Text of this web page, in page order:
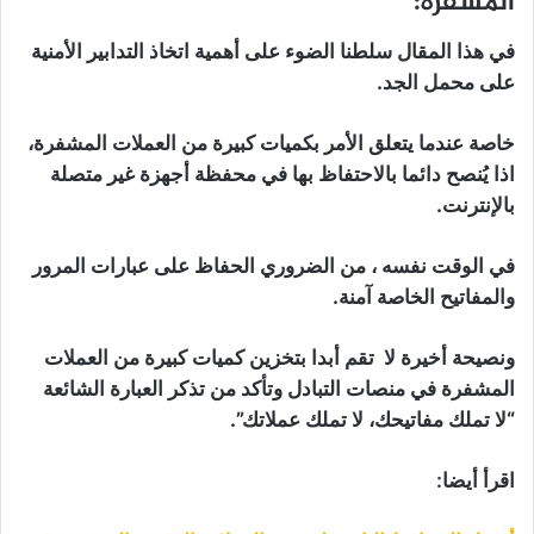
في هذا المقال سلطنا الضوء على أهمية اتخاذ التدابير الأمنية
على محمل الجد.
خاصة عندما يتعلق الأمر بكميات كبيرة من العملات المشفرة،
اذا يُنصح دائما بالاحتفاظ بها في محفظة أجهزة غير متصلة
بالإنترنت.
في الوقت نفسه ، من الضروري الحفاظ على عبارات المرور
والمفاتيح الخاصة آمنة.
ونصيحة أخيرة لا تقم أبدا بتخزين كميات كبيرة من العملات
المشفرة في منصات التبادل وتأكد من تذكر العبارة الشائعة
“لا تملك مفاتيحك، لا تملك عملاتك”.
اقرأ أيضا: